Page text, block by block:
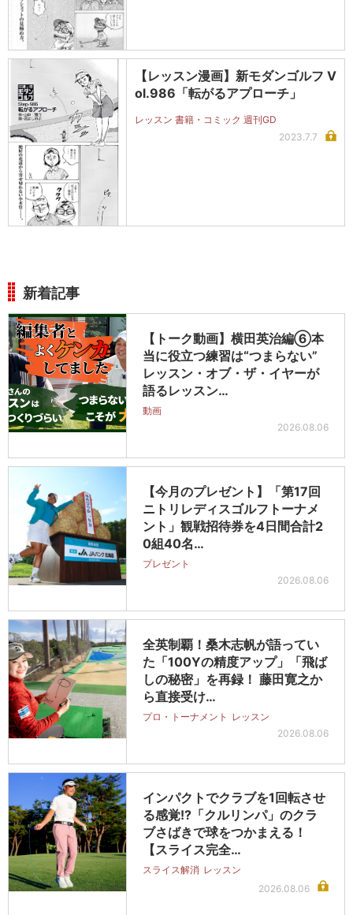
【レッスン漫画】新モダンゴルフ V
ol.986「転がるアプローチ」
レッスン 書籍・コミック 週刊GD
2023.7.7
新着記事
【トーク動画】横田英治編⑥本
当に役立つ練習は“つまらない”
レッスン・オブ・ザ・イヤーが
語るレッスン…
動画
2026.08.06
【今月のプレゼント】「第17回
ニトリレディスゴルフトーナメ
ント」観戦招待券を4日間合計2
0組40名…
プレゼント
2026.08.06
全英制覇！桑木志帆が語ってい
た「100Yの精度アップ」「飛ば
しの秘密」を再録！ 藤田寛之か
ら直接受け…
プロ・トーナメント レッスン
2026.08.06
インパクトでクラブを1回転させ
る感覚!?「クルリンパ」のクラ
ブさばきで球をつかまえる！
【スライス完全…
スライス解消 レッスン
2026.08.06